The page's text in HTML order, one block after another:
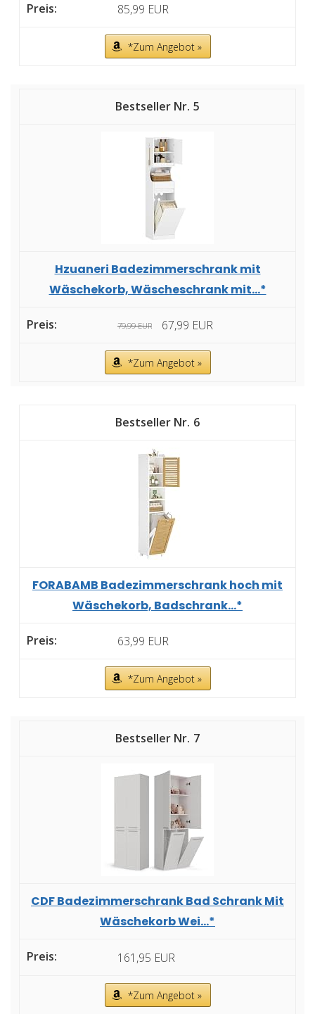
85,99 EUR
*Zum Angebot »
5
Hzuaneri Badezimmerschrank mit
Wäschekorb, Wäscheschrank mit...*
79,99 EUR 67,99 EUR
*Zum Angebot »
6
FORABAMB Badezimmerschrank hoch mit
Wäschekorb, Badschrank...*
63,99 EUR
*Zum Angebot »
7
CDF Badezimmerschrank Bad Schrank Mit
Wäschekorb Wei...*
161,95 EUR
*Zum Angebot »